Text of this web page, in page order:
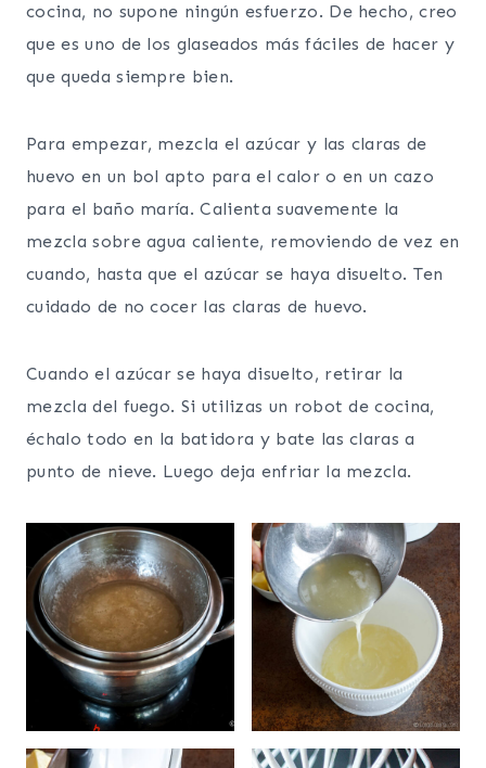
cocina, no supone ningún esfuerzo. De hecho, creo
que es uno de los glaseados más fáciles de hacer y
que queda siempre bien.
Para empezar, mezcla el azúcar y las claras de
huevo en un bol apto para el calor o en un cazo
para el baño maría. Calienta suavemente la
mezcla sobre agua caliente, removiendo de vez en
cuando, hasta que el azúcar se haya disuelto. Ten
cuidado de no cocer las claras de huevo.
Cuando el azúcar se haya disuelto, retirar la
mezcla del fuego. Si utilizas un robot de cocina,
échalo todo en la batidora y bate las claras a
punto de nieve. Luego deja enfriar la mezcla.